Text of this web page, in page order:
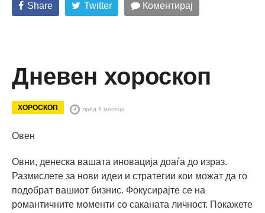
Share Twitter Коментирај
Дневен хороскоп
ХОРОСКОП пред 9 месеци
Овен
Овни, денеска вашата иновација доаѓа до израз.
Размислете за нови идеи и стратегии кои можат да го
подобрат вашиот бизнис. Фокусирајте се на
романтичните моменти со саканата личност. Покажете